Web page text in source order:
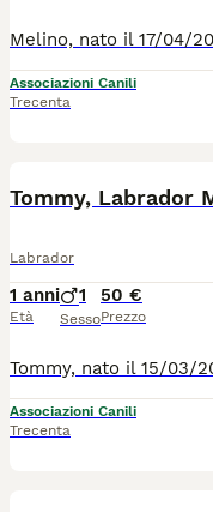
Associazioni Canili
Trecenta
Tommy, Labrador
Labrador
1 anni
Età
1
Sesso
50 €
Prezzo
Associazioni Canili
Trecenta